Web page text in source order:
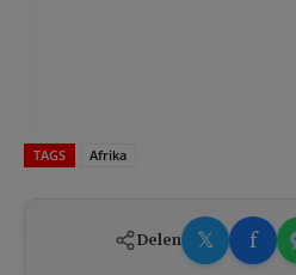
TAGS Afrika
Delen 𝕏 f